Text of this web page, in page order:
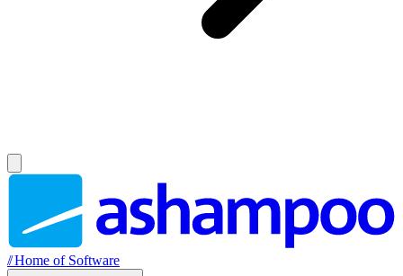
//Home of Software